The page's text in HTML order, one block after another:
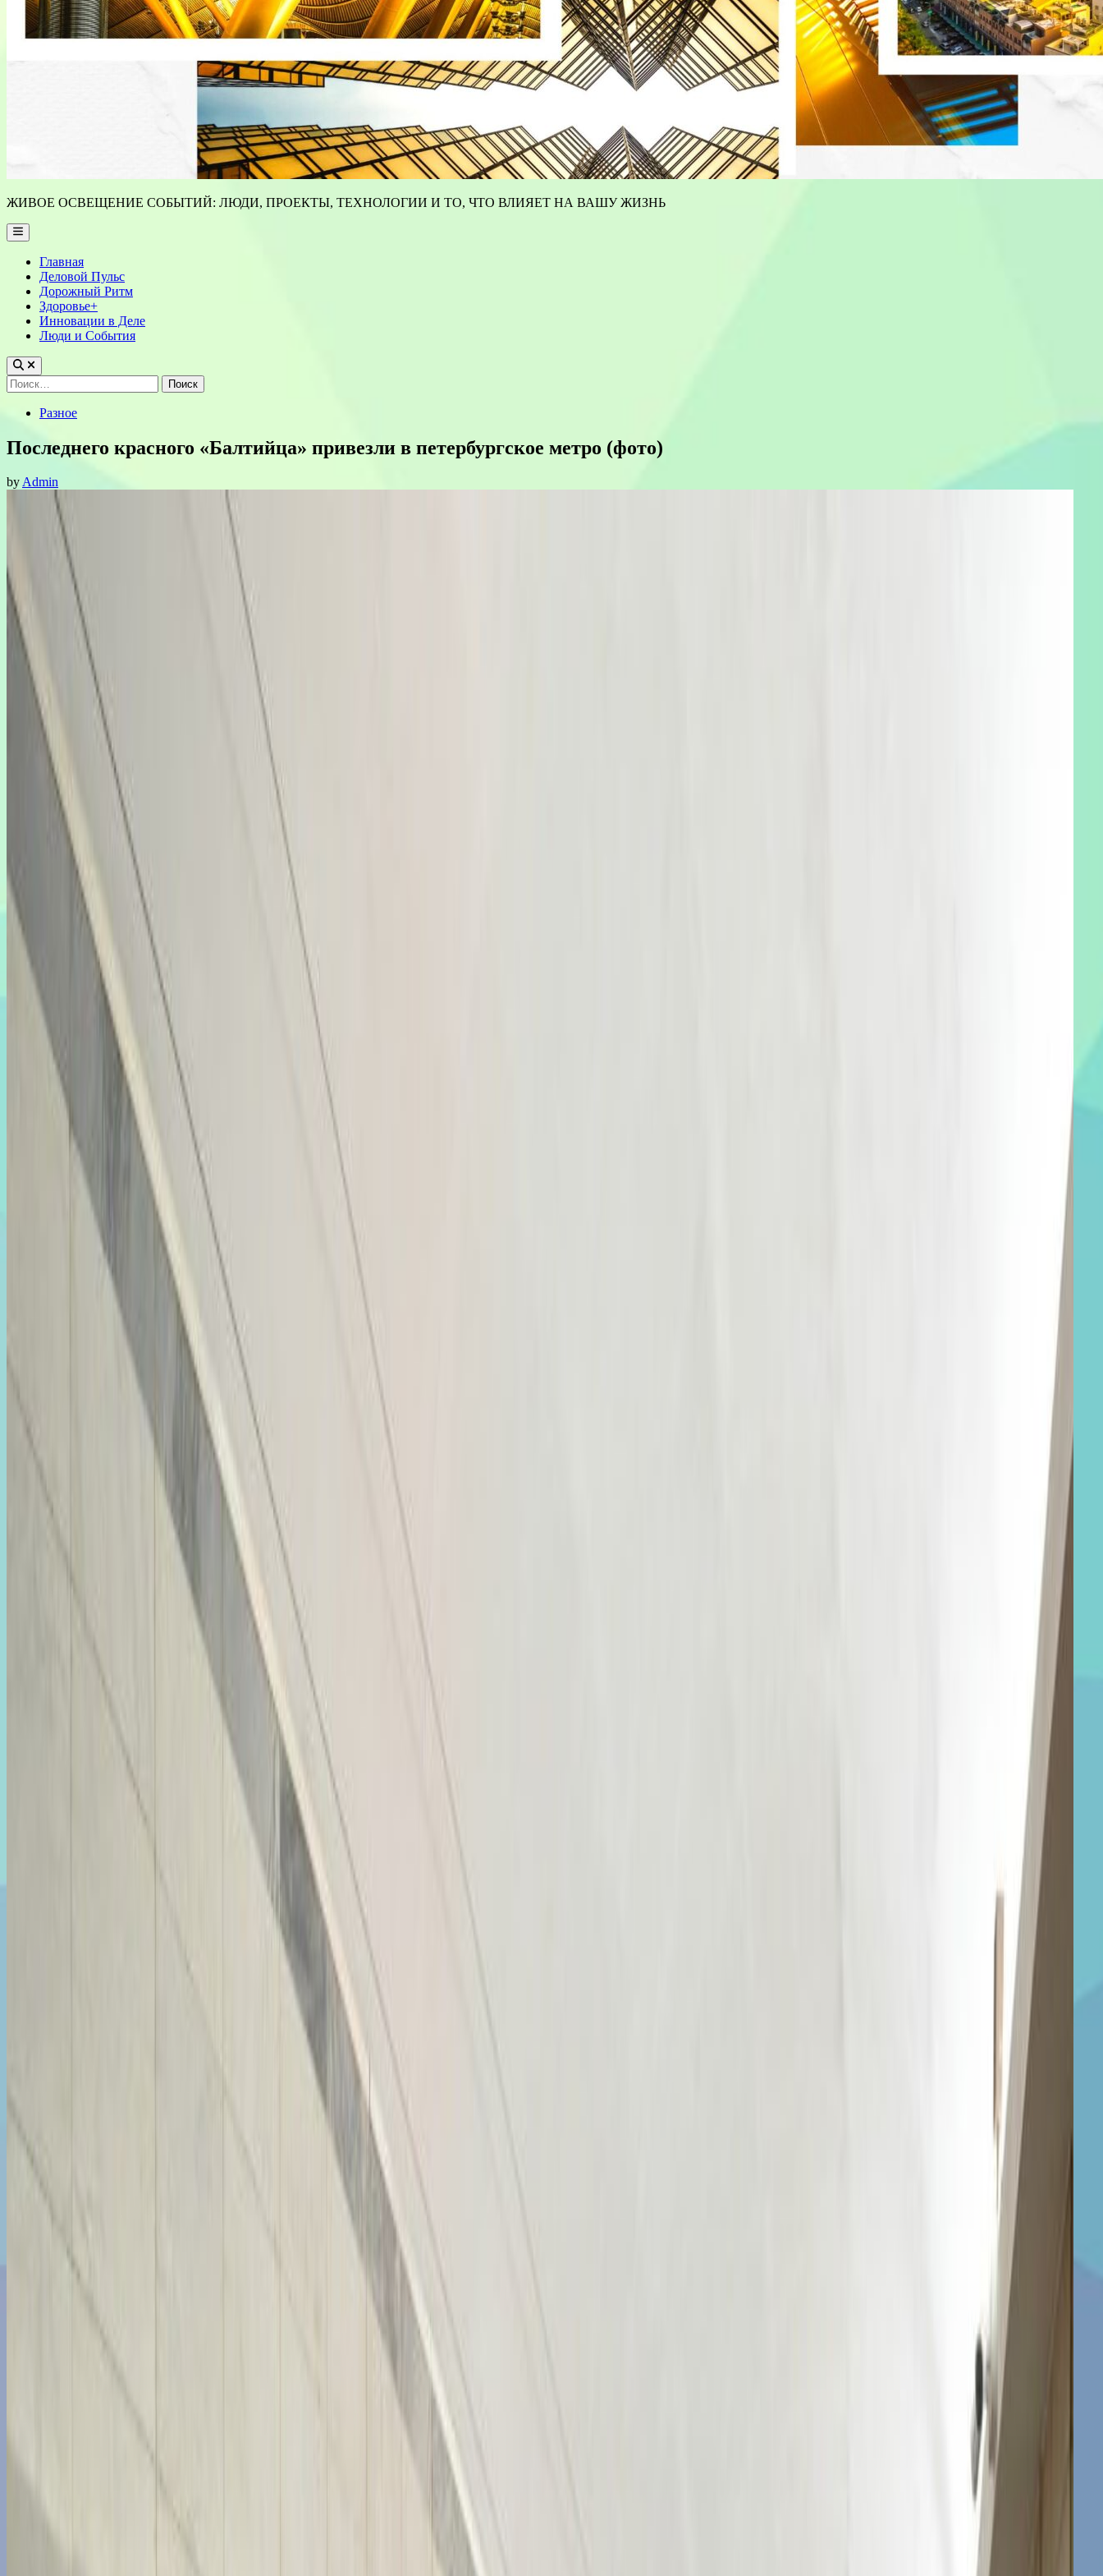
ЖИВОЕ ОСВЕЩЕНИЕ СОБЫТИЙ: ЛЮДИ, ПРОЕКТЫ, ТЕХНОЛОГИИ И ТО, ЧТО ВЛИЯЕТ НА ВАШУ ЖИЗНЬ
Main
Menu
Главная
Деловой Пульс
Дорожный Ритм
Здоровье+
Инновации в Деле
Люди и События
Найти:
PostedРазное
Последнего красного «Балтийца» привезли в петербургское метро (фото)
byAdmin